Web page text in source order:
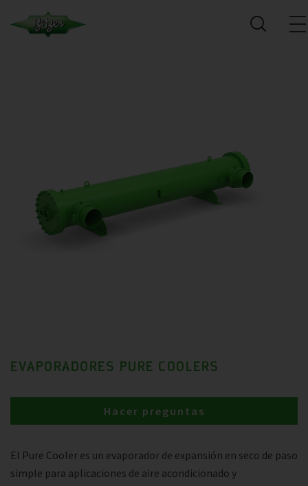
EVAPORADORES PURE COOLERS
El Pure Cooler es un evaporador de expansión en seco de paso
simple para aplicaciones de aire acondicionado y
Hacer preguntas